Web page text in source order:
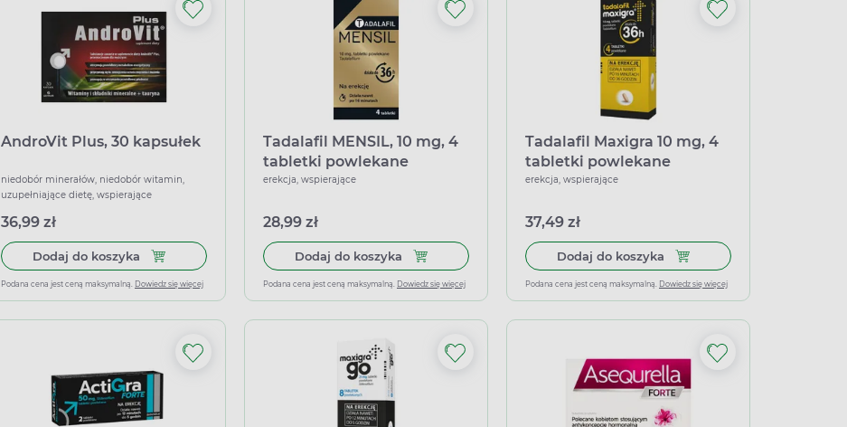
AndroVit Plus, 30 kapsułek
niedobór minerałów, niedobór witamin,
uzupełniające dietę, wspierające
36,99 zł
Dodaj do koszyka Dodaj do koszyka AndroVit Plus, 30 kapsułek
Podana cena jest ceną maksymalną. Dowiedz się więcej
Tadalafil MENSIL, 10 mg, 4
tabletki powlekane
erekcja, wspierające
28,99 zł
Dodaj do koszyka Dodaj do koszyka Tadalafil MENSIL, 10 mg, 4 tabletki powlekane
Podana cena jest ceną maksymalną. Dowiedz się więcej
Tadalafil Maxigra 10 mg, 4
tabletki powlekane
erekcja, wspierające
37,49 zł
Dodaj do koszyka Dodaj do koszyka Tadalafil
Podana cena jest ceną maksymalną. Dowiedz się więcej